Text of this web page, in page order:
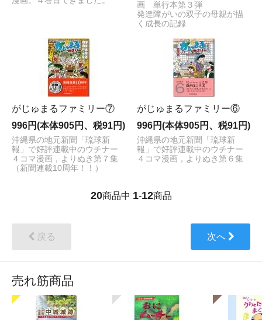
画 単行本第３弾
発達障がいの双子の母親が描
く成長の記録
がじゅまるファミリー⑦
996円(本体905円、税91円)
沖縄県の地元新聞「琉球新
報」で好評連載中のウチナー
４コマ漫画，よりぬき第７集
（新聞連載10周年！！）
がじゅまるファミリー⑥
996円(本体905円、税91円)
沖縄県の地元新聞「琉球新
報」で好評連載中のウチナー
４コマ漫画，よりぬき第６集
20商品中 1-12商品
戻る 次へ
売れ筋商品